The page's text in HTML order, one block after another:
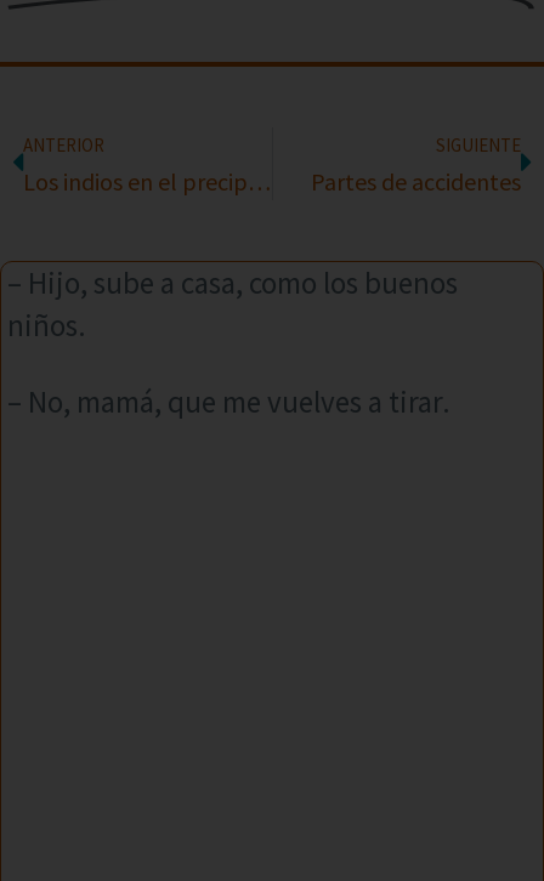
ANTERIOR
Los indios en el precipicio
SIGUIENTE
Partes de accidentes
– Hijo, sube a casa, como los buenos
niños.
– No, mamá, que me vuelves a tirar.